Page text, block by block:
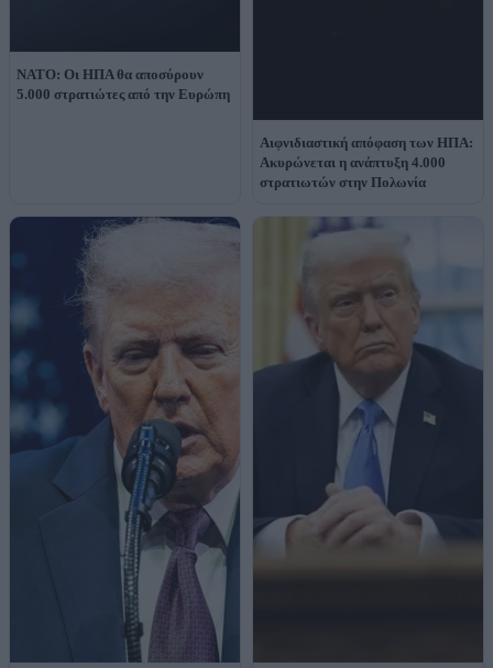
NATO: Οι ΗΠΑ θα αποσύρουν
5.000 στρατιώτες από την Ευρώπη
Αιφνιδιαστική απόφαση των ΗΠΑ:
Ακυρώνεται η ανάπτυξη 4.000
στρατιωτών στην Πολωνία